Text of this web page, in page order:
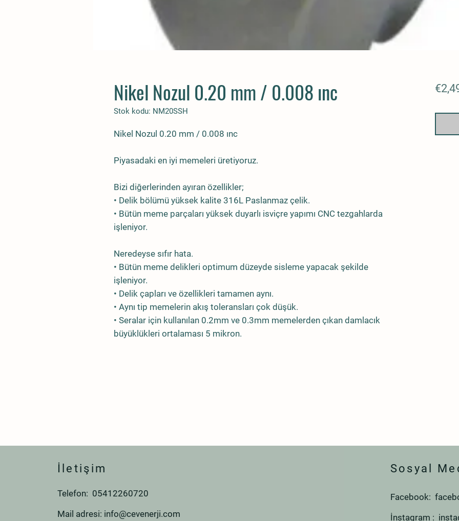
Nikel Nozul 0.20 mm / 0.008 ınc
Stok kodu: NM20SSH
Nikel Nozul 0.20 mm / 0.008 ınc
Piyasadaki en iyi memeleri üretiyoruz.
Bizi diğerlerinden ayıran özellikler;
• Delik bölümü yüksek kalite 316L Paslanmaz çelik.
• Bütün meme parçaları yüksek duyarlı isviçre yapımı CNC tezgahlarda
işleniyor.
Neredeyse sıfır hata.
• Bütün meme delikleri optimum düzeyde sisleme yapacak şekilde
işleniyor.
• Delik çapları ve özellikleri tamamen aynı.
• Aynı tip memelerin akış toleransları çok düşük.
• Seralar için kullanılan 0.2mm ve 0.3mm memelerden çıkan damlacık
büyüklükleri ortalaması 5 mikron.
İletişim
Telefon: 05412260720
Mail adresi: info@cevenerji.com
Sosyal
Facebook:
İnstagram :